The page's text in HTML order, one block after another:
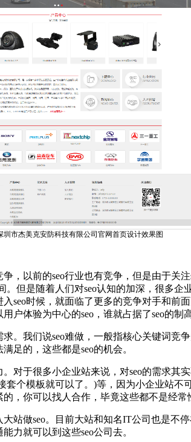
圳市杰美克安防科技有限公司官网首页设计效果图
，以前的seo行业也有竞争，但是由于关
。但是随着人们对seo认知的加深，很多
seo时候，就面临了更多的竞争对手和前
户体验为中心的seo，谁就占据了seo的制高
。我们说seo难做，一般指核心关键词竞
足的，这些都是seo的机会。
对于很多小企业站来说，对seo的需求
套个模板就可以了。)等，因为小企业站不
，你可以找人合作，毕竟这些都不是经常
站做seo。目前大站和知名IT公司也是不
力就可以到这些seo公司去。